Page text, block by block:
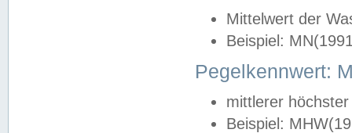
Mittelwert der
Beispiel:
Pegelkennwert:
mittlerer
Beispiel: